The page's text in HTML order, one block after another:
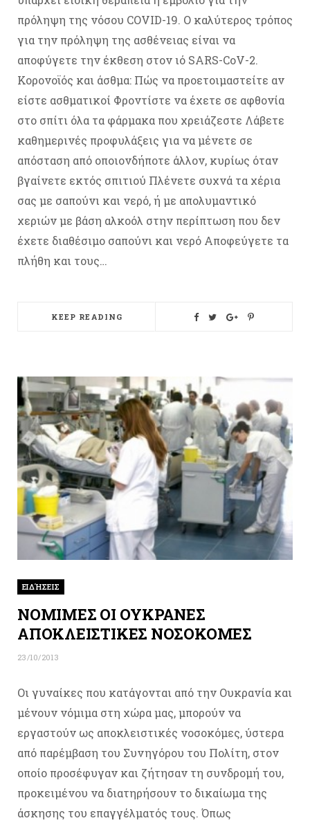
πρόληψη της νόσου COVID-19. Ο καλύτερος τρόπος
για την πρόληψη της ασθένειας είναι να
αποφύγετε την έκθεση στον ιό SARS-CoV-2.
Κορονοϊός και άσθμα: Πώς να προετοιμαστείτε αν
είστε ασθματικοί Φροντίστε να έχετε σε αφθονία
στο σπίτι όλα τα φάρμακα που χρειάζεστε Λάβετε
καθημερινές προφυλάξεις για να μένετε σε
απόσταση από οποιονδήποτε άλλον, κυρίως όταν
βγαίνετε εκτός σπιτιού Πλένετε συχνά τα χέρια
σας με σαπούνι και νερό, ή με απολυμαντικό
χεριών με βάση αλκοόλ στην περίπτωση που δεν
έχετε διαθέσιμο σαπούνι και νερό Αποφεύγετε τα
πλήθη και τους…
KEEP READING
ΕΙΔΉΣΕΙΣ
ΝΟΜΙΜΕΣ ΟΙ ΟΥΚΡΑΝΕΣ
ΑΠΟΚΛΕΙΣΤΙΚΕΣ ΝΟΣΟΚΟΜΕΣ
23/10/2013
Οι γυναίκες που κατάγονται από την Ουκρανία και
μένουν νόμιμα στη χώρα μας, μπορούν να
εργαστούν ως αποκλειστικές νοσοκόμες, ύστερα
από παρέμβαση του Συνηγόρου του Πολίτη, στον
οποίο προσέφυγαν και ζήτησαν τη συνδρομή του,
προκειμένου να διατηρήσουν το δικαίωμα της
άσκησης του επαγγέλματός τους. Όπως